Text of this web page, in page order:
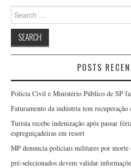
Search
for:
POSTS
Polícia Civil e Ministério Público de SP
Faturamento da indústria tem
Turista recebe indenização após passar
espreguiçadeiras em resort
MP denuncia policiais militares por morte
pré-selecionados devem validar